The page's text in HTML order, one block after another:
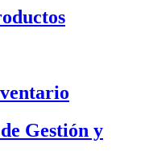
Gestión y